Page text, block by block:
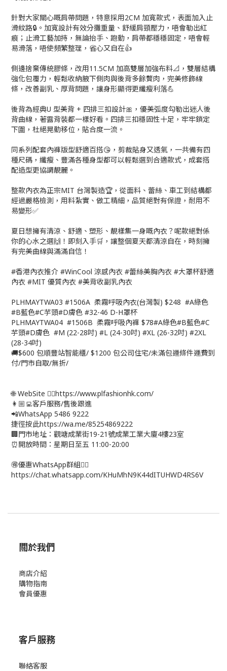
針對大家關心嘅肩帶問題，特意採用2CM 加寬款式，表面加入止
滑紋路🔒。加寬設計有效分攤重量、舒緩肩頸壓力，唔會勒出紅
痕；止滑工藝加持，無論抬手、跑動，肩帶都穩穩固定，唔會輕
易滑落，唔使頻繁整理，省心又自在👍
側邊捨棄傳統膠條，改用11.5CM 加高雙層加強布料📐，雙層結構
強化包覆力，輕鬆收納腋下側肉與後背多餘贅肉，完美修飾線
條，改善副乳、厚背問題，讓身形顯得更纖瘦利落💪
後背為經典U 型美背 + 四排三扣設計🎀，優美弧度勾勒出迷人後
背曲線，著露背裝都一樣好看。四排三扣穩固性十足，牢牢鎖定
下圍，杜絕晃動移位，貼合度一流。
同系列配套內褲版型舒適百搭😘，剪裁貼身又透氣，一共備有四
種尺碼，纖瘦、豐滿各種身型都可以輕鬆選到合適款式，成套搭
配造型更協調靚麗。
整款內衣為正宗MIT 台灣製造🏆，從面料、蕾絲、車工到結構都
經過嚴格檢測，用料紮實、做工精細，品質絕對有保證，耐用不
易變形✅
夏日想擁有清涼、舒適、塑形、靚樣集一身嘅內衣？呢款絕對係
你的心水之選🙌！即刻入手🛒，讓整個夏天都清涼自在，時刻擁
有完美曲線與滿滿自信！
#香港內衣推介 #WinCool 涼感內衣 #蕾絲美胸內衣 #大罩杯舒適
內衣 #MIT 優質內衣 #美背收副乳內衣
PLHMAYTWA03 #1506A 柔霧呼吸內衣(台灣製) $248 #A綠色
#B藍色#C芋頭#D膚色 #32-46 D-H罩杯
PLHMAYTWA04 #1506B 柔霧呼吸內褲 $78#A綠色#B藍色#C
芋頭#D膚色 #M (22-28吋) #L (24-30吋) #XL (26-32吋) #2XL
(28-34吋)
🚚$600 包順豐站智能櫃/ $1200 包公司住宅/未滿包運條件運費到
付/門市自取/無折/
🌐 WebSite 👉🏻https://www.plfashionhk.com/
👩🏼‍💻客戶服務/售後跟進
📲WhatsApp 5486 9222
捷徑按此https://wa.me/85254869222
🏢門市地址：觀塘成業街19-21號成業工業大廈4樓23室
⏰開放時間：星期日至五 11:00-20:00
🉐優惠WhatsApp群組👉🏻
https://chat.whatsapp.com/KHuMhN9K44dITUHWD4RS6V
關於我們
商店介紹
購物指南
會員優惠
客戶服務
聯絡客服